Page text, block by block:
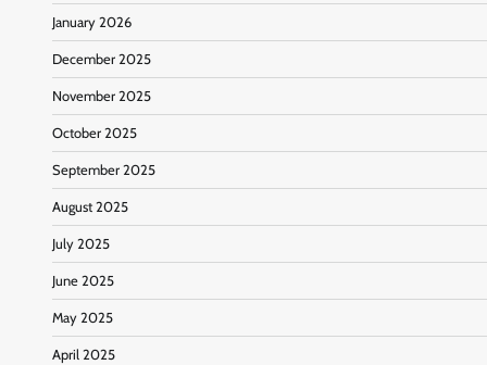
January 2026
December 2025
November 2025
October 2025
September 2025
August 2025
July 2025
June 2025
May 2025
April 2025